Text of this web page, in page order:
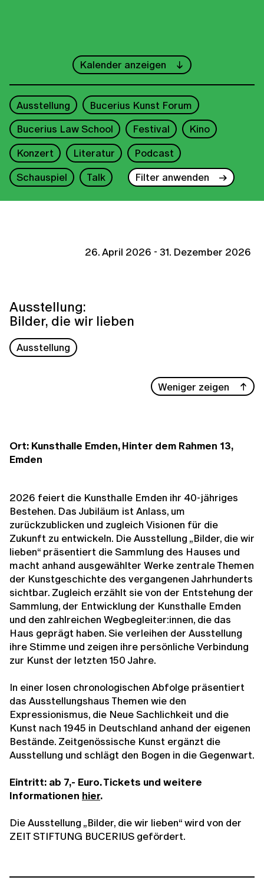
Mai
1
4
5 6 7 8 9
11
12 13 14 15
18
19 20 21 22 23
24
25
26 27 28 29 30
31
Kalender anzeigen
Ausstellung
Bucerius Kunst Forum
Bucerius Law School
Festival
Kino
Konzert
Literatur
Podcast
Schauspiel
Talk Filter anwenden
26. April 2026 - 31. Dezember 2026
Ausstellung:
Bilder, die wir lieben
Ausstellung
Weniger zeigen
Ort: Kunsthalle Emden, Hinter dem Rahmen 13,
Emden
2026 feiert die Kunsthalle Emden ihr 40-jähriges
Bestehen. Das Jubiläum ist Anlass, um
zurückzublicken und zugleich Visionen für die
Zukunft zu entwickeln. Die Ausstellung „Bilder, die wir
lieben“ präsentiert die Sammlung des Hauses und
macht anhand ausgewählter Werke zentrale Themen
der Kunstgeschichte des vergangenen Jahrhunderts
sichtbar. Zugleich erzählt sie von der Entstehung der
Sammlung, der Entwicklung der Kunsthalle Emden
und den zahlreichen Wegbegleiter:innen, die das
Haus geprägt haben. Sie verleihen der Ausstellung
ihre Stimme und zeigen ihre persönliche Verbindung
zur Kunst der letzten 150 Jahre.
In einer losen chronologischen Abfolge präsentiert
das Ausstellungshaus Themen wie den
Expressionismus, die Neue Sachlichkeit und die
Kunst nach 1945 in Deutschland anhand der eigenen
Bestände. Zeitgenössische Kunst ergänzt die
Ausstellung und schlägt den Bogen in die Gegenwart.
Eintritt: ab 7,- Euro. Tickets und weitere
Informationen hier.
Die Ausstellung „Bilder, die wir lieben“ wird von der
ZEIT STIFTUNG BUCERIUS gefördert.